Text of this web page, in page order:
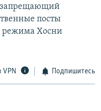
запрещающий
посты
режима Хосни
VPN Подпишитесь